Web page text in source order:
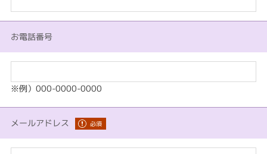
お電話番号
※例）000-0000-0000
メールアドレス